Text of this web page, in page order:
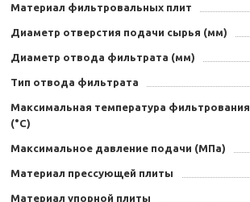
Материал фильтровальных плит
Диаметр отверстия подачи сырья (мм)
Диаметр отвода фильтрата (мм)
Тип отвода фильтрата
Максимальная температура фильтрования
(°C)
Максимальное давление подачи (МПа)
Материал прессующей плиты
Материал упорной плиты